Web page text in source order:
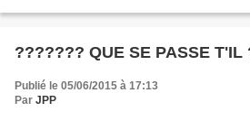
??????? QUE SE PASSE T'IL
Publié le 05/06/2015 à 17:13
Par JPP